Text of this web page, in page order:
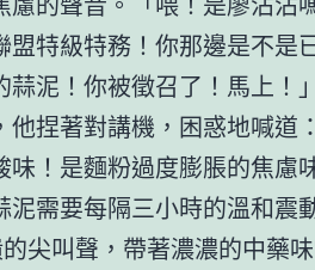
盟特級特務！你那邊是不是
蒜泥！你被徵召了！馬上！
他捏著對講機，困惑地喊道
味！是麵粉過度膨脹的焦慮
泥需要每隔三小時的溫和震
尖叫聲，帶著濃濃的中藥